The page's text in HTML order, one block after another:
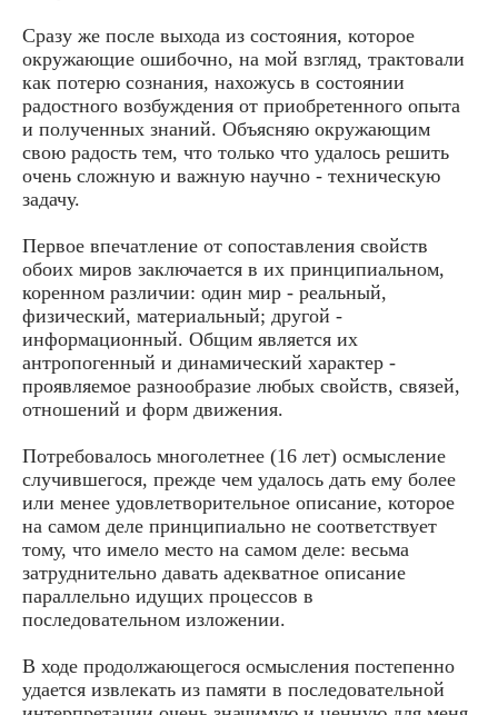
Сразу же после выхода из состояния, которое
окружающие ошибочно, на мой взгляд, трактовали
как потерю сознания, нахожусь в состоянии
радостного возбуждения от приобретенного опыта
и полученных знаний. Объясняю окружающим
свою радость тем, что только что удалось решить
очень сложную и важную научно - техническую
задачу.
Первое впечатление от сопоставления свойств
обоих миров заключается в их принципиальном,
коренном различии: один мир - реальный,
физический, материальный; другой -
информационный. Общим является их
антропогенный и динамический характер -
проявляемое разнообразие любых свойств, связей,
отношений и форм движения.
Потребовалось многолетнее (16 лет) осмысление
случившегося, прежде чем удалось дать ему более
или менее удовлетворительное описание, которое
на самом деле принципиально не соответствует
тому, что имело место на самом деле: весьма
затруднительно давать адекватное описание
параллельно идущих процессов в
последовательном изложении.
В ходе продолжающегося осмысления постепенно
удается извлекать из памяти в последовательной